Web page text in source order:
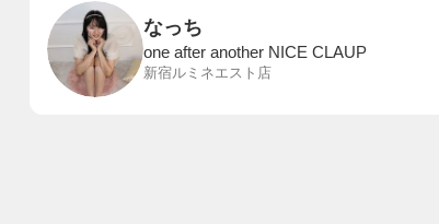
なっち
one after another NICE CLAUP
新宿ルミネエスト店